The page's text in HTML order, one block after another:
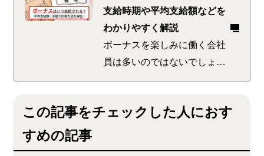
支給時期や平均支給額などを
わかりやすく解説
ボーナスを楽しみに働く会社
員は多いのではないでしょう
か。ボーナスとは、毎月の給
給与、賞与のことです。ここ
この記事をチェックした人におす
すめの記事